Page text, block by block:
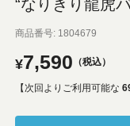
“なりきり龍虎
商品番号 1804679
¥7,590 税込
【次回よりご利用可能な